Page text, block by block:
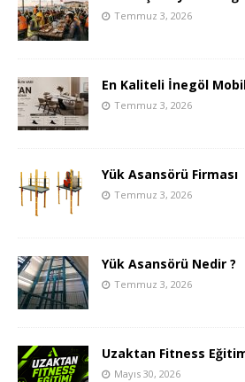
Temmuz 3, 2026
En Kaliteli İnegöl
Temmuz 3, 2026
Yük Asansörü Firması
Temmuz 3, 2026
Yük Asansörü Nedir ?
Temmuz 3, 2026
Uzaktan Fitness
Mayıs 30, 2026